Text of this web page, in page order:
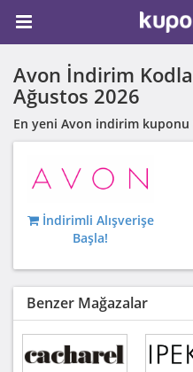
Avon İndirim
Ağustos 2026
En yeni Avon indirim kuponu
İndirimli Alışverişe
Başla!
Benzer Mağazalar